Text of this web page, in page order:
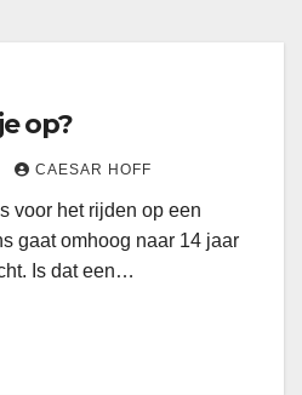
op?
CAESAR HOFF
voor het rijden op een
gaat omhoog naar 14 jaar
Is dat een…